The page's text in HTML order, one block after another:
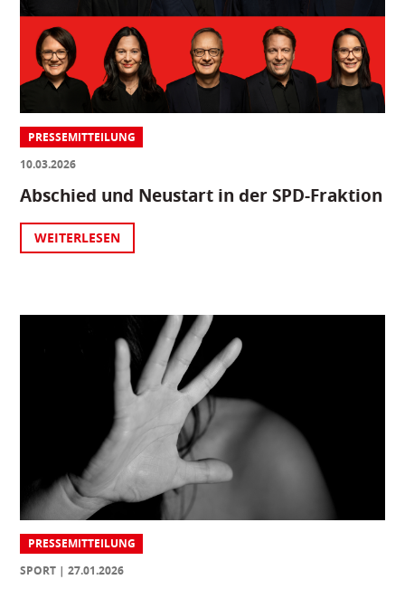
PRESSEMITTEILUNG
10.03.2026
Abschied und Neustart in der SPD-Fraktion
WEITERLESEN
PRESSEMITTEILUNG
SPORT
27.01.2026